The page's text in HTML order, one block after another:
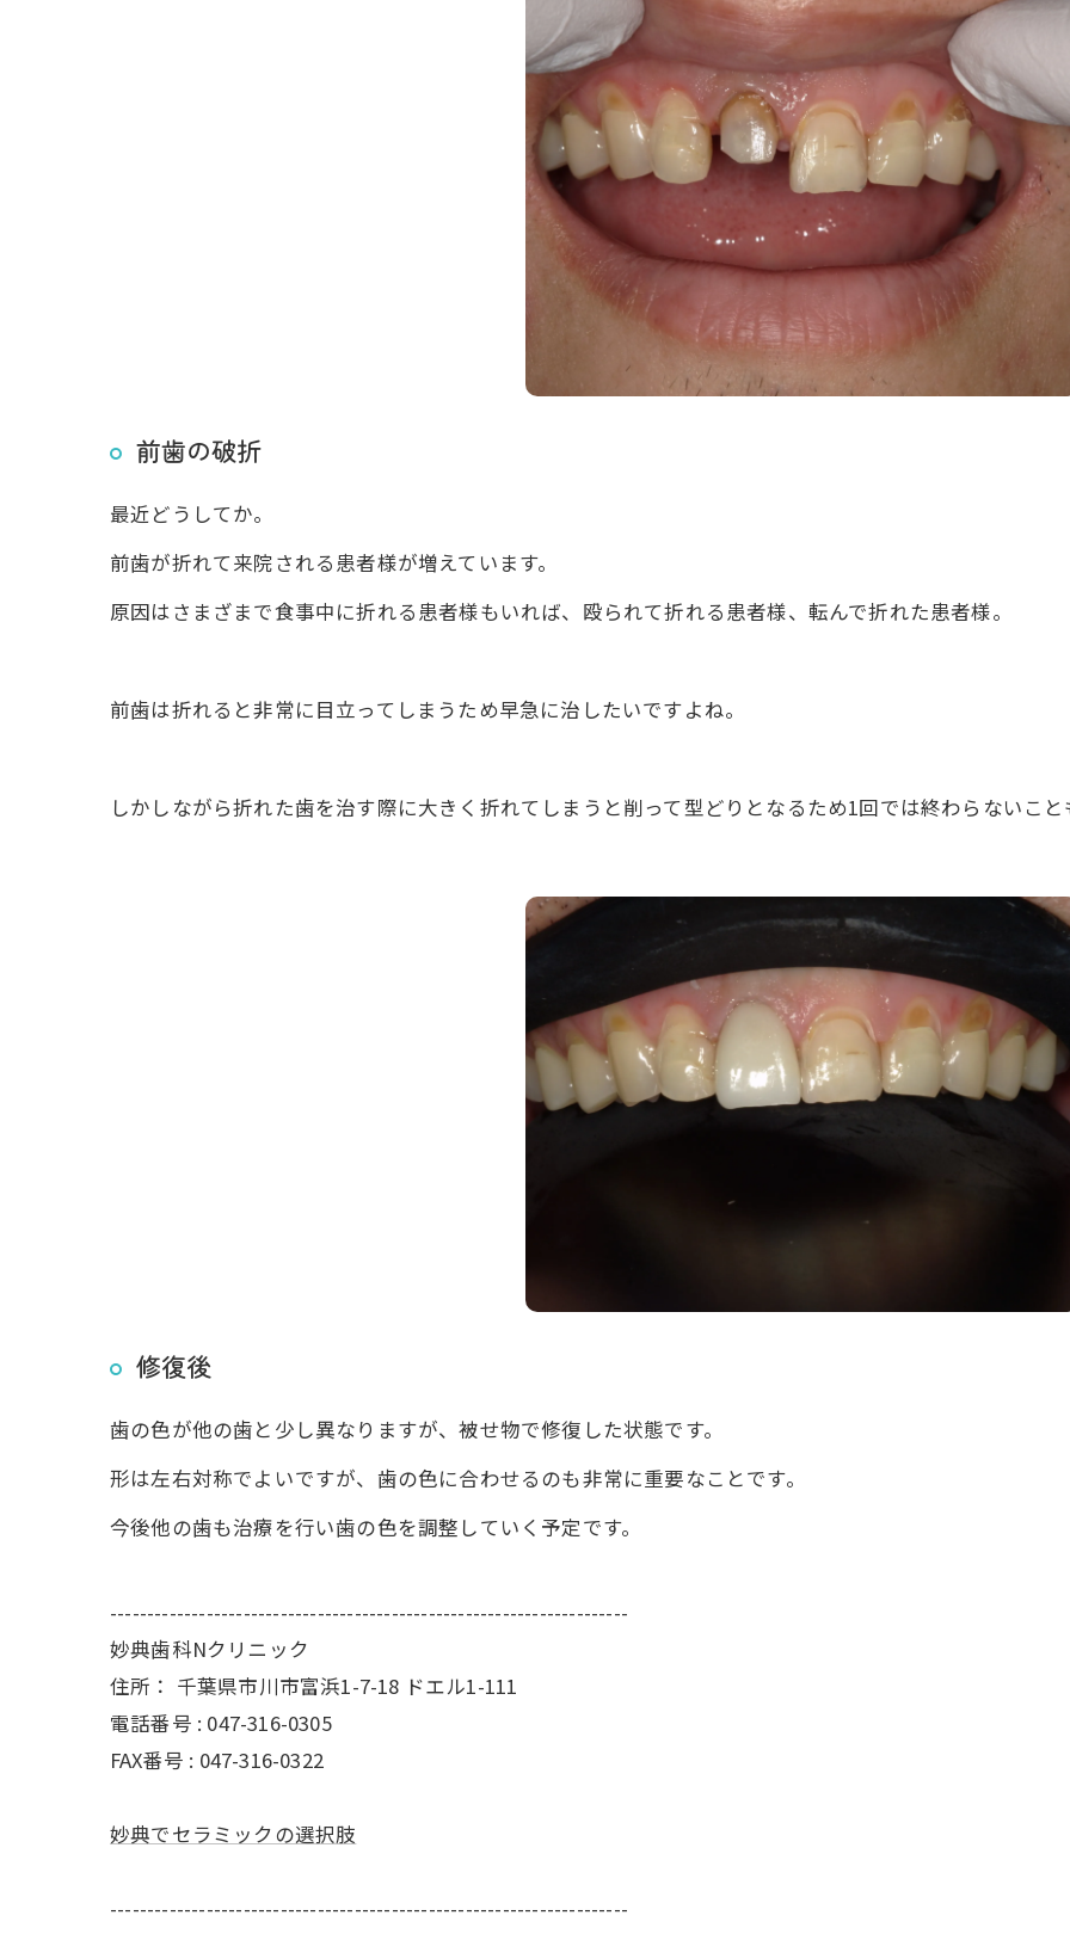
前歯の破折
最近どうしてか。
前歯が折れて来院される患者様が増えています。
原因はさまざまで食事中に折れる患者様もいれば、殴られて折れる患者様、転んで折れた患者様。
前歯は折れると非常に目立ってしまうため早急に治したいですよね。
しかしながら折れた歯を治す際に大きく折れてしまうと削って型どりとなるため1回では終わらないこと
修復後
歯の色が他の歯と少し異なりますが、被せ物で修復した状態です。
形は左右対称でよいですが、歯の色に合わせるのも非常に重要なことです。
今後他の歯も治療を行い歯の色を調整していく予定です。
----------------------------------------------------------------------
妙典歯科Nクリニック
住所： 千葉県市川市富浜1-7-18 ドエル1-111
電話番号 : 047-316-0305
FAX番号 : 047-316-0322
妙典でセラミックの選択肢
----------------------------------------------------------------------